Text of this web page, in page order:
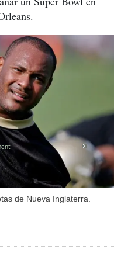
de Nueva Inglaterra.
X
X